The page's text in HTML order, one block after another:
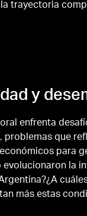
trayectoria
y
enfrenta
problemas que
para
evolucionaron la
más estas